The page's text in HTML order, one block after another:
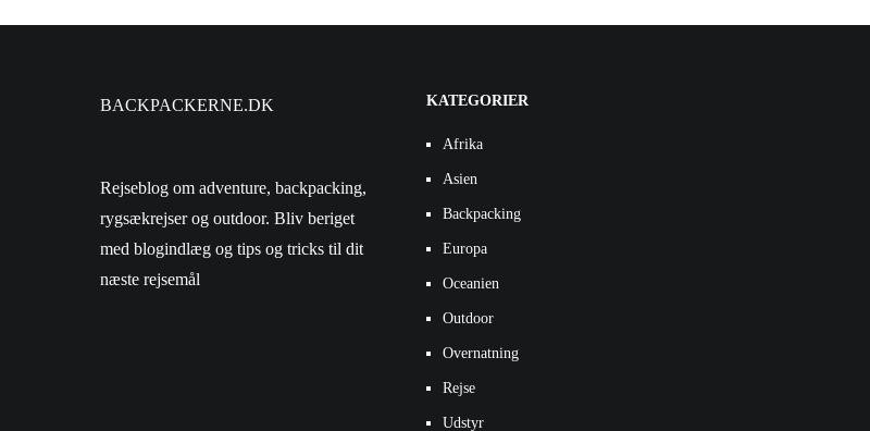
BACKPACKERNE.DK
Rejseblog om adventure, backpacking,
rygsækrejser og outdoor. Bliv beriget
med blogindlæg og tips og tricks til dit
næste rejsemål
KATEGORIER
Afrika
Asien
Backpacking
Europa
Oceanien
Outdoor
Overnatning
Rejse
Udstyr